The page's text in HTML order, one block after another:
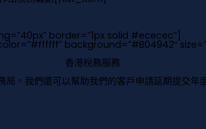
border=”1px solid #ececec”]
background=”#B04942″
香港稅務服務
。我們還可以幫助我們的客戶申請延期提交年